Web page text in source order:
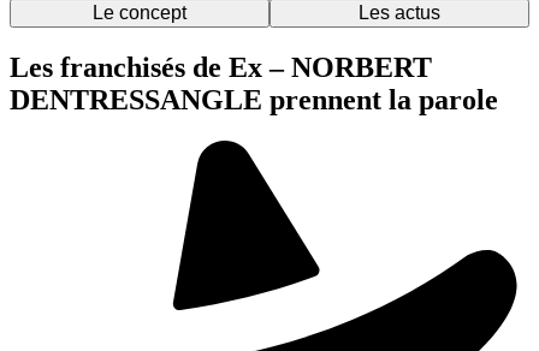
Le concept
Les actus
Les franchisés de Ex – NORBERT
DENTRESSANGLE prennent la parole